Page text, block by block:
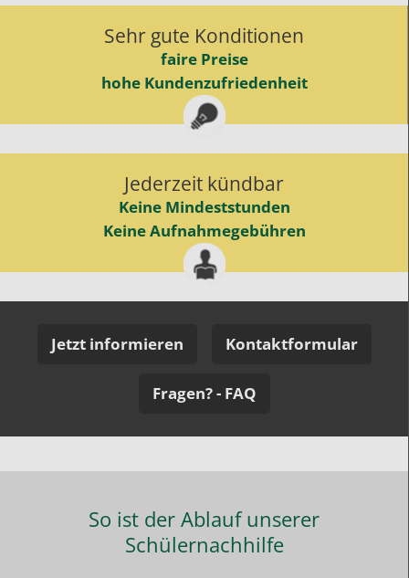
Sehr gute Konditionen
faire Preise
hohe Kundenzufriedenheit
Jederzeit kündbar
Keine Mindeststunden
Keine Aufnahmegebühren
Jetzt informieren Kontaktformular
Fragen? - FAQ
So ist der Ablauf unserer
Schülernachhilfe